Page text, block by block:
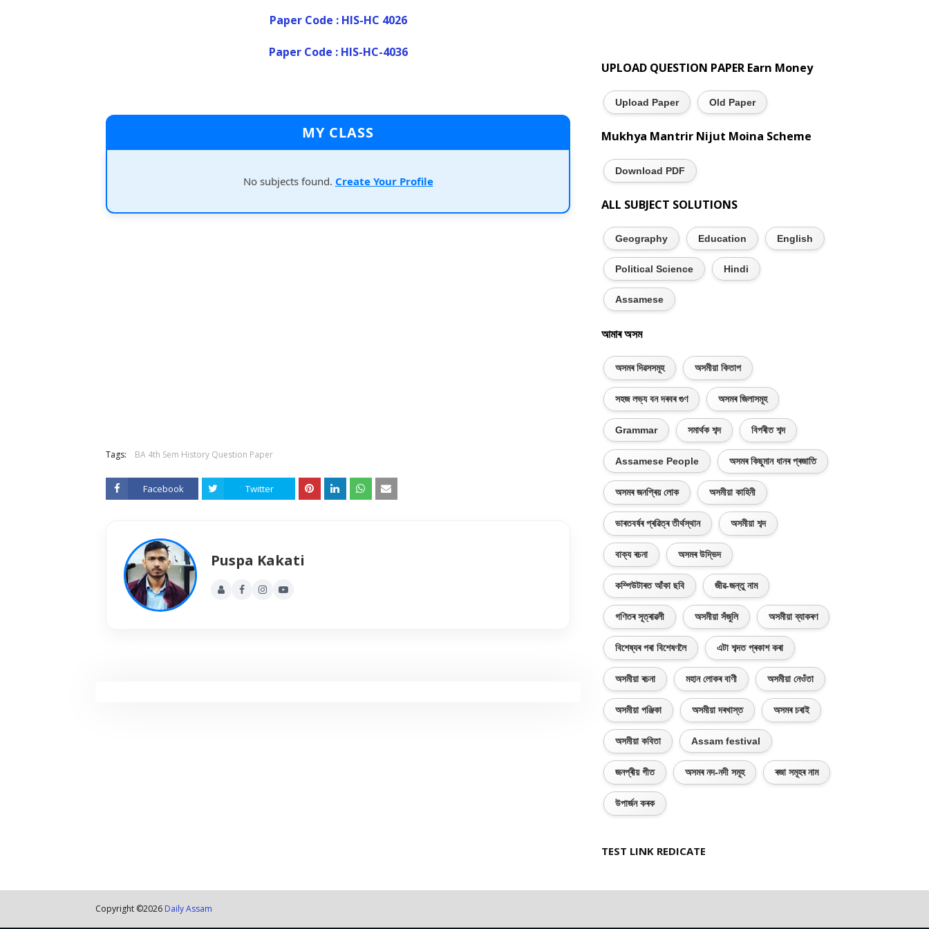
Paper Code : HIS-HC 4026
Paper Code : HIS-HC-4036
MY CLASS
No subjects found. Create Your Profile
Tags: BA 4th Sem History Question Paper
Facebook Twitter
Puspa Kakati
UPLOAD QUESTION PAPER Earn Money
Upload Paper Old Paper
Mukhya Mantrir Nijut Moina Scheme
Download PDF
ALL SUBJECT SOLUTIONS
Geography Education English
Political Science Hindi
Assamese
আমাৰ অসম
অসমৰ দিৱসসমূহ অসমীয়া কিতাপ
সহজ লভ্য বন দৰবৰ গুণ অসমৰ জিলাসমূহ
Grammar সমাৰ্থক শব্দ বিপৰীত শব্দ
Assamese People অসমৰ কিছুমান ধানৰ প্ৰজাতি
অসমৰ জনপ্ৰিয় লোক অসমীয়া কাহিনী
ভাৰতবৰ্ষৰ প্ৰৱিত্ৰ তীৰ্থস্থান অসমীয়া শব্দ
বাক্য ৰচনা অসমৰ উদ্ভিদ
কম্পিউটাৰত আঁকা ছবি জীৱ-জন্তু নাম
গণিতৰ সূত্ৰাৱলী অসমীয়া সঁজুলি অসমীয়া ব্যাকৰণ
বিশেষ্যৰ পৰা বিশেষণলৈ এটা শব্দত প্ৰকাশ কৰা
অসমীয়া ৰচনা মহান লোকৰ বাণী অসমীয়া নেওঁতা
অসমীয়া পঞ্জিকা অসমীয়া দৰখাস্ত অসমৰ চৰাই
অসমীয়া কবিতা Assam festival
জনপ্ৰীয় গীত অসমৰ নদ-নদী সমূহ ৰজা সমূহৰ নাম
উপাৰ্জন কৰক
TEST LINK REDICATE
Copyright ©2026 Daily Assam